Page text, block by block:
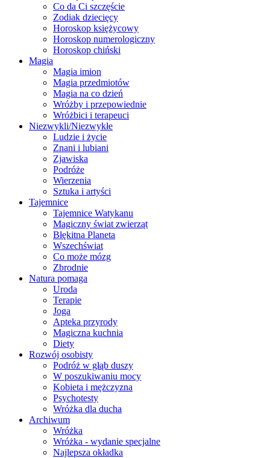
Co da Ci szczęście
Zodiak dziecięcy
Horoskop księżycowy
Horoskop numerologiczny
Horoskop chiński
Magia
Magia imion
Magia przedmiotów
Magia na co dzień
Wróżby i przepowiednie
Wróżbici i terapeuci
Niezwykli/Niezwykłe
Ludzie i życie
Znani i lubiani
Zjawiska
Podróże
Wierzenia
Sztuka i artyści
Tajemnice
Tajemnice Watykanu
Magiczny świat zwierząt
Błękitna Planeta
Wszechświat
Co może mózg
Zbrodnie
Natura pomaga
Uroda
Terapie
Joga
Apteka przyrody
Magiczna kuchnia
Diety
Rozwój osobisty
Podróż w głąb duszy
W poszukiwaniu mocy
Kobieta i mężczyzna
Psychotesty
Wróżka dla ducha
Archiwum
Wróżka
Wróżka - wydanie specjalne
Najlepsza okładka